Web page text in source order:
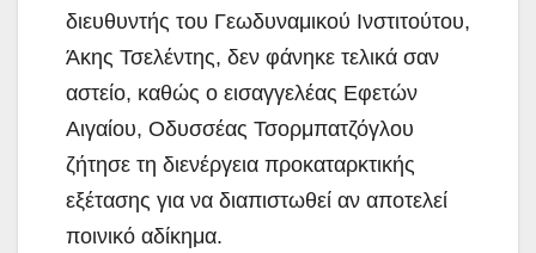
διευθυντής του Γεωδυναμικού Ινστιτούτου,
Άκης Τσελέντης, δεν φάνηκε τελικά σαν
αστείο, καθώς ο εισαγγελέας Εφετών
Αιγαίου, Οδυσσέας Τσορμπατζόγλου
ζήτησε τη διενέργεια προκαταρκτικής
εξέτασης για να διαπιστωθεί αν αποτελεί
ποινικό αδίκημα.